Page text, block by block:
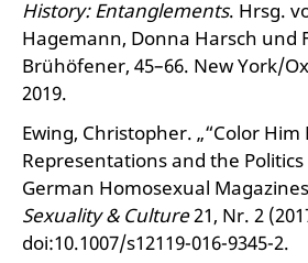
History: Entanglements. Hrsg.
Hagemann, Donna Harsch und
Brühöfener, 45–66. New York/
2019.
Ewing, Christopher. „“Color Him
Representations and the Politics
German Homosexual
Sexuality & Culture21, Nr. 2
doi:10.1007/s12119-016-9345-2.